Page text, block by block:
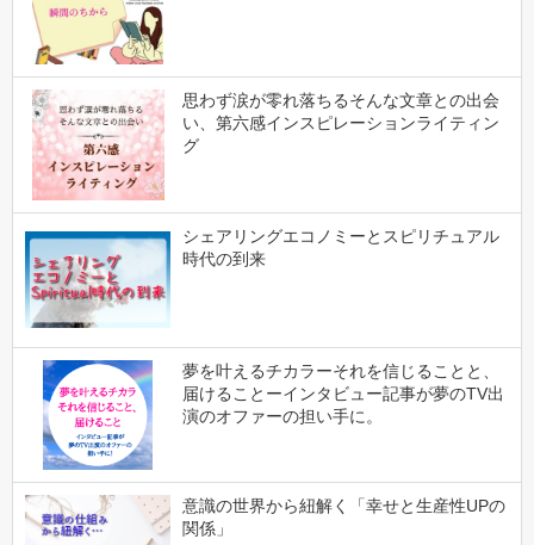
思わず涙が零れ落ちるそんな文章との出会
い、第六感インスピレーションライティン
グ
シェアリングエコノミーとスピリチュアル
時代の到来
夢を叶えるチカラーそれを信じることと、
届けることーインタビュー記事が夢のTV出
演のオファーの担い手に。
意識の世界から紐解く「幸せと生産性UPの
関係」